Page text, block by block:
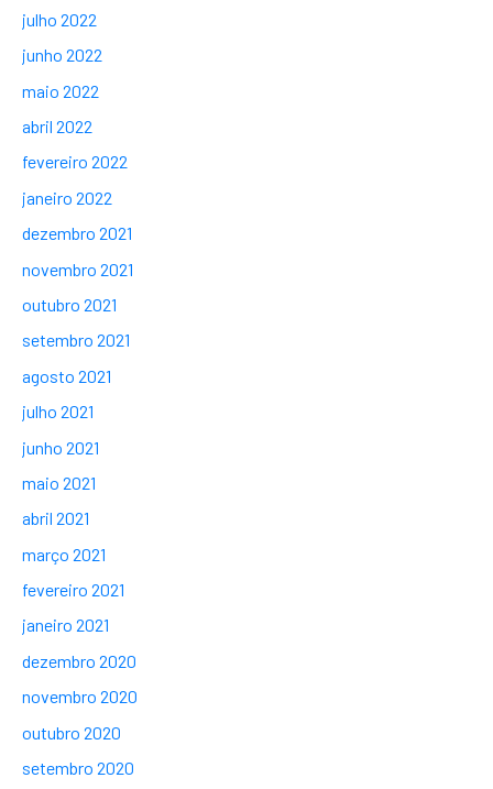
julho 2022
junho 2022
maio 2022
abril 2022
fevereiro 2022
janeiro 2022
dezembro 2021
novembro 2021
outubro 2021
setembro 2021
agosto 2021
julho 2021
junho 2021
maio 2021
abril 2021
março 2021
fevereiro 2021
janeiro 2021
dezembro 2020
novembro 2020
outubro 2020
setembro 2020